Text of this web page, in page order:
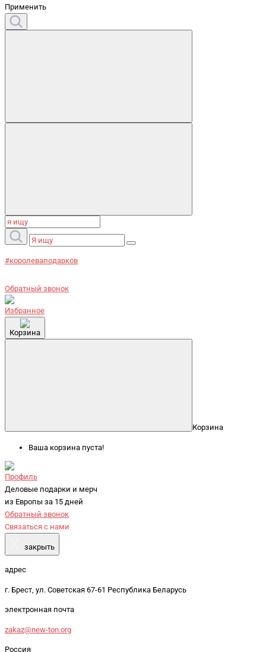
Применить
#королеваподарков
Обратный звонок
Избранное
Корзина
Корзина
Ваша корзина пуста!
Профиль
Деловые подарки и мерч
из Европы за 15 дней
Обратный звонок
Связаться с нами
закрыть
адрес
г. Брест, ул. Советская 67-61 Республика Беларусь
электронная почта
zakaz@new-ton.org
Россия